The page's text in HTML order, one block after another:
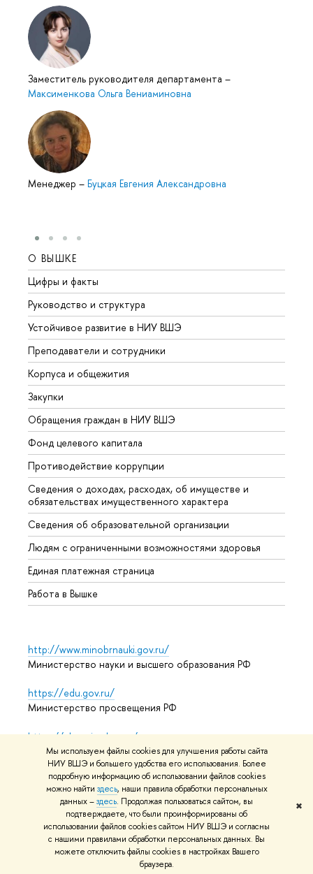
Мы используем файлы cookies для улучшения работы сайта
НИУ ВШЭ и большего удобства его использования. Более
подробную информацию об использовании файлов cookies
можно найти здесь, наши правила обработки персональных
данных –здесь. Продолжая пользоваться сайтом, вы
подтверждаете, что были проинформированы об
использовании файлов cookies сайтом НИУ ВШЭ и согласны
с нашими правилами обработки персональных данных. Вы
можете отключить файлы cookies в настройках Вашего
браузера.
✖
Заместитель руководителя департамента –
Максименкова Ольга Вениаминовна
Менеджер – Буцкая Евгения Александровна
О ВЫШКЕ
Цифры и факты
Руководство и структура
Устойчивое развитие в НИУ ВШЭ
Преподаватели и сотрудники
Корпуса и общежития
Закупки
Обращения граждан в НИУ ВШЭ
Фонд целевого капитала
Противодействие коррупции
Сведения о доходах, расходах, об имуществе и
обязательствах имущественного характера
Сведения об образовательной организации
Людям с ограниченными возможностями здоровья
Единая платежная страница
Работа в Вышке
http://www.minobrnauki.gov.ru/
Министерство науки и высшего образования РФ
https://edu.gov.ru/
Министерство просвещения РФ
https://elearning.hse.ru/mooc
Массовые открытые онлайн-курсы
© НИУ ВШЭ 1993–2026 Адреса и контактыУсловия
использования материаловПолитика конфиденциальности
Карта сайта
Редактору